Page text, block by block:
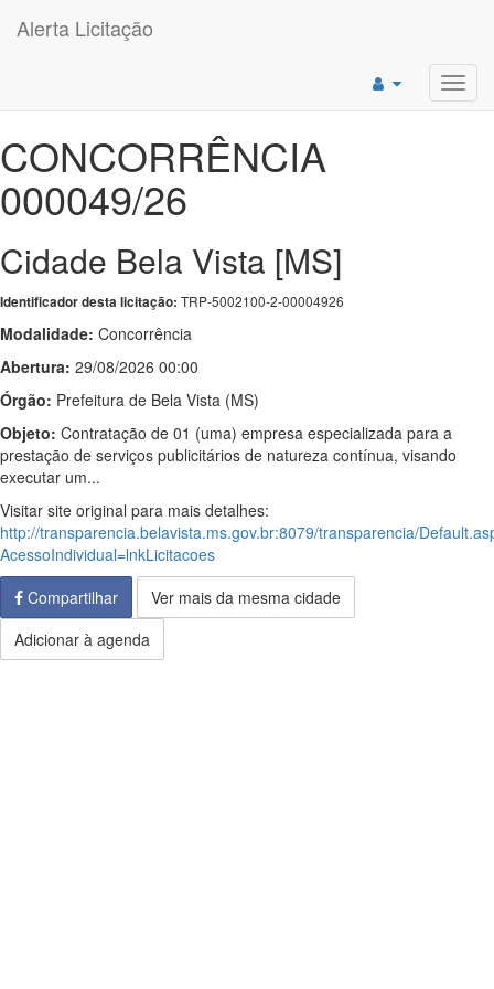
Alerta Licitação
CONCORRÊNCIA
000049/26
Cidade Bela Vista [MS]
Identificador desta licitação: TRP-5002100-2-00004926
Modalidade: Concorrência
Abertura: 29/08/2026 00:00
Órgão: Prefeitura de Bela Vista (MS)
Objeto: Contratação de 01 (uma) empresa especializada para a
prestação de serviços publicitários de natureza contínua, visando
executar um...
Visitar site original para mais detalhes:
http://transparencia.belavista.ms.gov.br:8079/transparencia/
AcessoIndividual=lnkLicitacoes
Compartilhar
Ver mais da mesma cidade
Adicionar à agenda